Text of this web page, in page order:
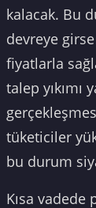
kalacak. Bu
devreye
fiyatlarla
talep yıkımı
tüketiciler
bu durum
Kısa